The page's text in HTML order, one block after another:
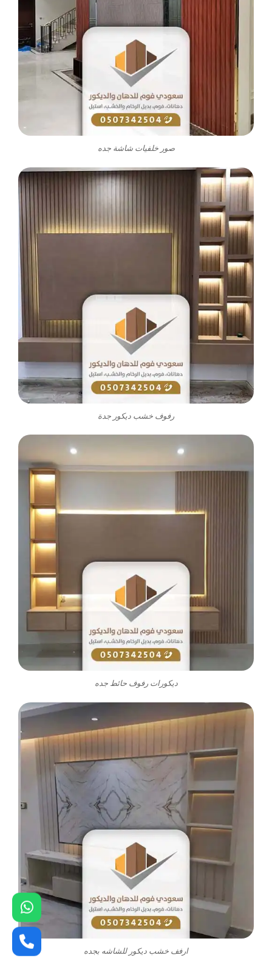
صور خلفيات شاشة جده
رفوف خشب ديكور جدة
ديكورات رفوف حائط جده
ارفف خشب ديكور للشاشه بجده